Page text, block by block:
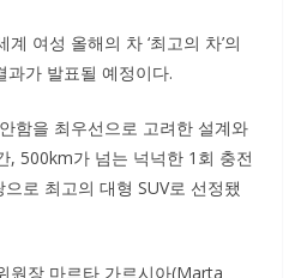
여성 올해의 차 ‘최고의 차’의
가 발표될 예정이다.
함을 최우선으로 고려한 설계와
, 500km가 넘는 넉넉한 1회 충전
로 최고의 대형 SUV로 선정됐
원장 마르타 가르시아(Marta